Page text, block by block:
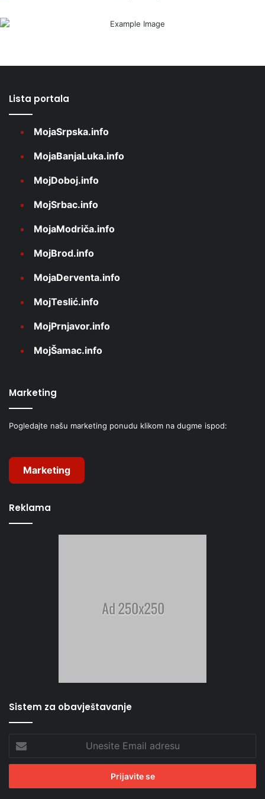
Lista portala
MojaSrpska.info
MojaBanjaLuka.info
MojDoboj.info
MojSrbac.info
MojaModriča.info
MojBrod.info
MojaDerventa.info
MojTeslić.info
MojPrnjavor.info
MojŠamac.info
Marketing
Pogledajte našu marketing ponudu klikom na dugme ispod:
Marketing
Reklama
Sistem za obavještavanje
Unesite
Email
adresu